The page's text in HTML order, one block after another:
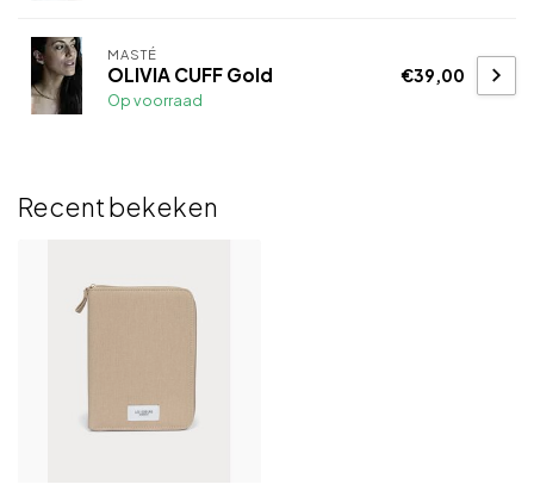
MASTÉ
OLIVIA CUFF Gold
Op voorraad
€39,00
Recent bekeken